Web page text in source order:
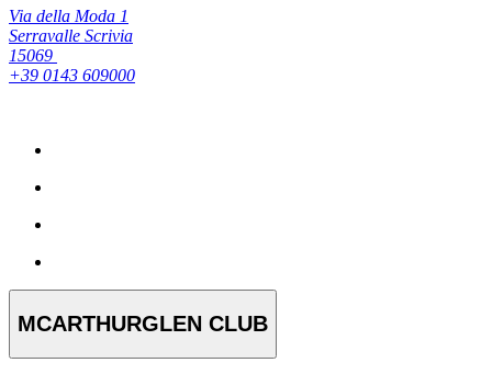
Via della Moda 1
Serravalle Scrivia
15069
+39 0143 609000
MCARTHURGLEN CLUB